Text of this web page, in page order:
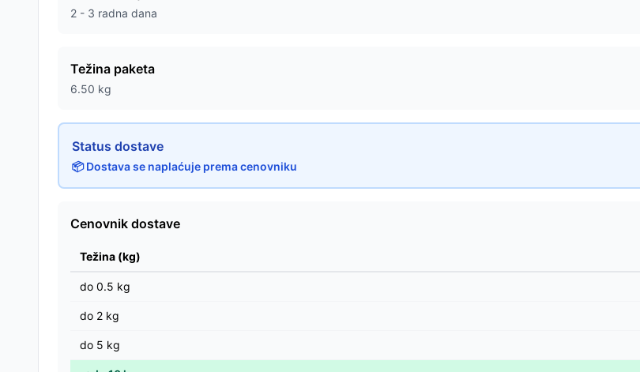
2 - 3 radna dana
Težina paketa
6.50 kg
Status dostave
📦 Dostava se naplaćuje prema cenovniku
Cenovnik dostave
Težina (kg)
do 0.5 kg
do 2 kg
do 5 kg